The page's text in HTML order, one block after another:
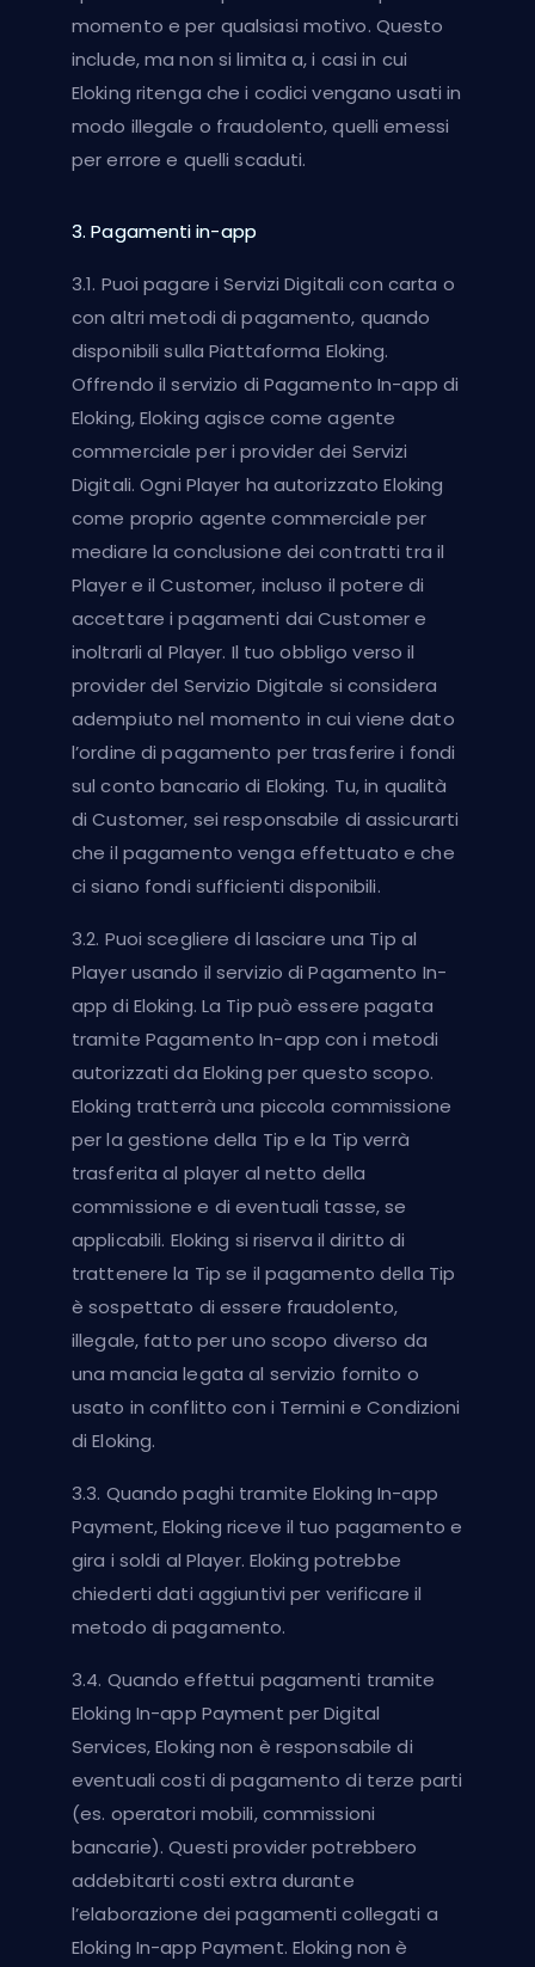
momento e per qualsiasi motivo. Questo
include, ma non si limita a, i casi in cui
Eloking ritenga che i codici vengano usati in
modo illegale o fraudolento, quelli emessi
per errore e quelli scaduti.
3. Pagamenti in-app
3.1. Puoi pagare i Servizi Digitali con carta o
con altri metodi di pagamento, quando
disponibili sulla Piattaforma Eloking.
Offrendo il servizio di Pagamento In-app di
Eloking, Eloking agisce come agente
commerciale per i provider dei Servizi
Digitali. Ogni Player ha autorizzato Eloking
come proprio agente commerciale per
mediare la conclusione dei contratti tra il
Player e il Customer, incluso il potere di
accettare i pagamenti dai Customer e
inoltrarli al Player. Il tuo obbligo verso il
provider del Servizio Digitale si considera
adempiuto nel momento in cui viene dato
l’ordine di pagamento per trasferire i fondi
sul conto bancario di Eloking. Tu, in qualità
di Customer, sei responsabile di assicurarti
che il pagamento venga effettuato e che
ci siano fondi sufficienti disponibili.
3.2. Puoi scegliere di lasciare una Tip al
Player usando il servizio di Pagamento In-
app di Eloking. La Tip può essere pagata
tramite Pagamento In-app con i metodi
autorizzati da Eloking per questo scopo.
Eloking tratterrà una piccola commissione
per la gestione della Tip e la Tip verrà
trasferita al player al netto della
commissione e di eventuali tasse, se
applicabili. Eloking si riserva il diritto di
trattenere la Tip se il pagamento della Tip
è sospettato di essere fraudolento,
illegale, fatto per uno scopo diverso da
una mancia legata al servizio fornito o
usato in conflitto con i Termini e Condizioni
di Eloking.
3.3. Quando paghi tramite Eloking In-app
Payment, Eloking riceve il tuo pagamento e
gira i soldi al Player. Eloking potrebbe
chiederti dati aggiuntivi per verificare il
metodo di pagamento.
3.4. Quando effettui pagamenti tramite
Eloking In-app Payment per Digital
Services, Eloking non è responsabile di
eventuali costi di pagamento di terze parti
(es. operatori mobili, commissioni
bancarie). Questi provider potrebbero
addebitarti costi extra durante
l’elaborazione dei pagamenti collegati a
Eloking In-app Payment. Eloking non è